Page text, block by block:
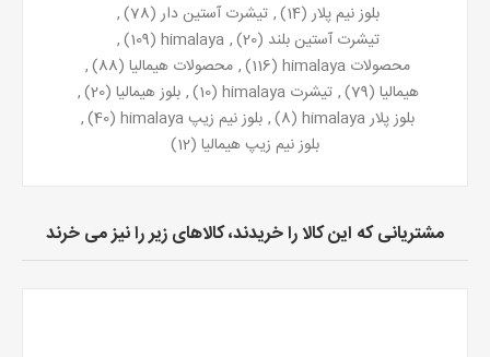
بلوز نیم پلار(14)
, تیشرت آستین دار(78)
,
تیشرت آستین بلند (20)
,
himalaya
(109)
,
محصولات himalaya
(116)
, محصولات هیمالیا (88)
,
هیمالیا (79)
, تیشرت himalaya (10)
, بلوز هیمالیا (20)
,
بلوز پلار himalaya
(8)
, بلوز نیم زیپ himalaya (40)
,
بلوز نیم زیپ هیمالیا (12)
مشتریانی که این کالا را خریدند، کالاهای زیر را نیز می خرند